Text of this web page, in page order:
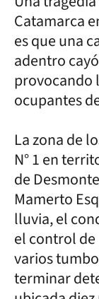
Catamarca
es que una
adentro
provocando
ocupantes
La zona de
N° 1 en
de
Mamerto
lluvia, el
el control
varios
terminar